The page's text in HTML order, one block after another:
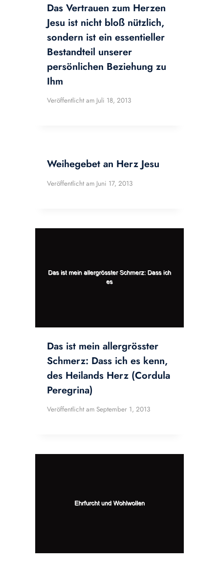
Das Vertrauen zum Herzen
Jesu ist nicht bloß nützlich,
sondern ist ein essentieller
Bestandteil unserer
persönlichen Beziehung zu
Ihm
Veröffentlicht am Juli 18, 2013
Weihegebet an Herz Jesu
Veröffentlicht am Juni 17, 2013
Das ist mein allergrösster
Schmerz: Dass ich es kenn,
des Heilands Herz (Cordula
Peregrina)
Veröffentlicht am September 1, 2013